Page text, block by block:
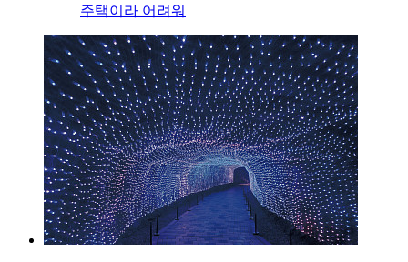
주택이라 어려워